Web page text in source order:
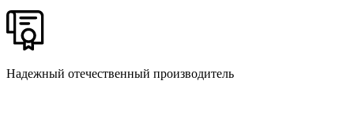
Надежный отечественный производитель